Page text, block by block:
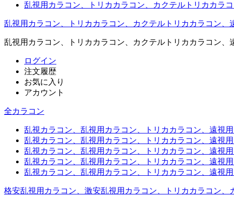
乱視用カラコン、トリカカラコン、カクテルトリカカラ
乱視用カラコン、トリカカラコン、カクテルトリカカラコン
乱視用カラコン、トリカカラコン、カクテルトリカカラコン
ログイン
注文履歴
お気に入り
アカウント
全カラコン
乱視カラコン、乱視用カラコン、トリカカラコン、遠視
乱視カラコン、乱視用カラコン、トリカカラコン、遠視
乱視カラコン、乱視用カラコン、トリカカラコン、遠視
乱視カラコン、乱視用カラコン、トリカカラコン、遠視
乱視カラコン、乱視用カラコン、トリカカラコン、遠視
格安乱視用カラコン、激安乱視用カラコン、トリカカラコン